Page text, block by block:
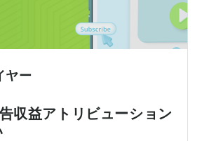
ヤー
収益アトリビューション